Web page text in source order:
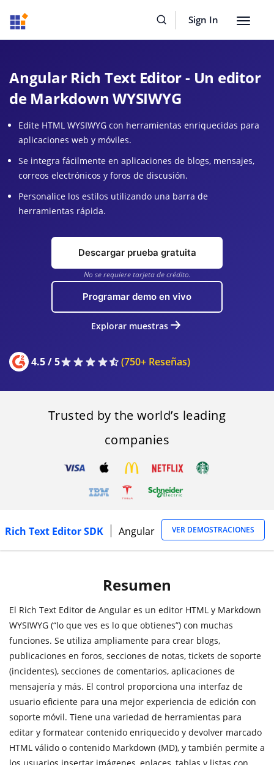
Sign In
Toggle
Angular Rich Text Editor - Un editor
de Markdown WYSIWYG
Edite HTML WYSIWYG con herramientas enriquecidas para
aplicaciones web y móviles.
Se integra fácilmente en aplicaciones de blogs, mensajes,
correos electrónicos y foros de discusión.
Personalice los estilos utilizando una barra de
herramientas rápida.
Descargar prueba gratuita
No se requiere tarjeta de crédito.
Programar demo en vivo
Explorar muestras
4.5 / 5 (750+ Reseñas)
Trusted by the world’s leading
companies
Rich Text Editor SDK Angular VER DEMOSTRACIONES
Resumen
El Rich Text Editor de Angular es un editor HTML y Markdown
WYSIWYG (“lo que ves es lo que obtienes”) con muchas
funciones. Se utiliza ampliamente para crear blogs,
publicaciones en foros, secciones de notas, tickets de soporte
(incidentes), secciones de comentarios, aplicaciones de
mensajería y más. El control proporciona una interfaz de
usuario eficiente para una mejor experiencia de edición con
soporte móvil. Tiene una variedad de herramientas para
editar y formatear contenido enriquecido y devolver marcado
HTML válido o contenido Markdown (MD), y también permite a